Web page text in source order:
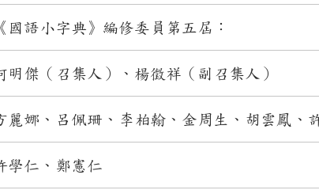
小字典》編修委員第五屆：
（召集人）、楊徵祥（副召集人）
、呂佩珊、李柏翰、金周生、胡雲鳳、
仁、鄭憲仁